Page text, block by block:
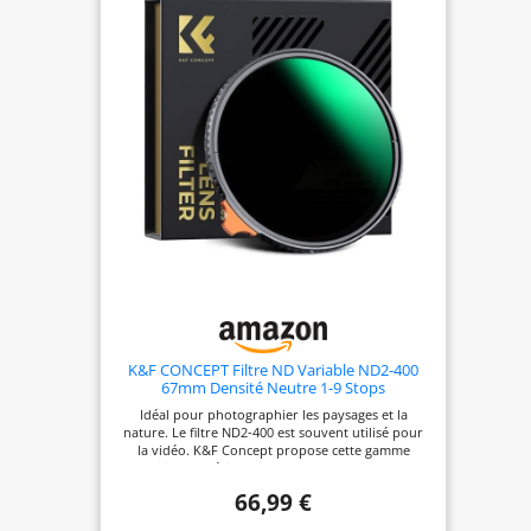
K&F CONCEPT Filtre ND Variable ND2-400
67mm Densité Neutre 1-9 Stops
Idéal pour photographier les paysages et la
nature. Le filtre ND2-400 est souvent utilisé pour
la vidéo. K&F Concept propose cette gamme
Edition Supérieure pour les photographes
d'emballage différentes (anciennes ou nouvelles)
66,99 €